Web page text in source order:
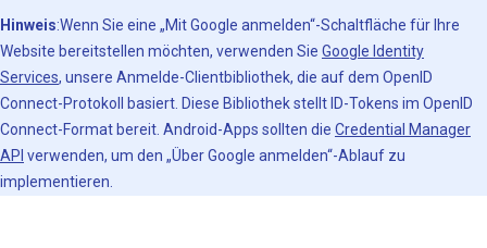
Hinweis:Wenn Sie eine „Mit Google anmelden“-Schaltfläche für Ihre
Website bereitstellen möchten, verwenden Sie Google Identity
Services, unsere Anmelde-Clientbibliothek, die auf dem OpenID
Connect-Protokoll basiert. Diese Bibliothek stellt ID-Tokens im OpenID
Connect-Format bereit. Android-Apps sollten die Credential Manager
API verwenden, um den „Über Google anmelden“-Ablauf zu
implementieren.